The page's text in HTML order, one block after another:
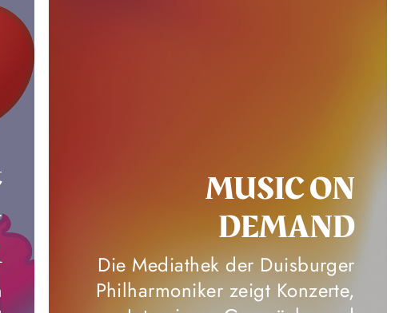
MUSIC ON
DEMAND
Die Mediathek der Duisburger
Philharmoniker zeigt Konzerte,